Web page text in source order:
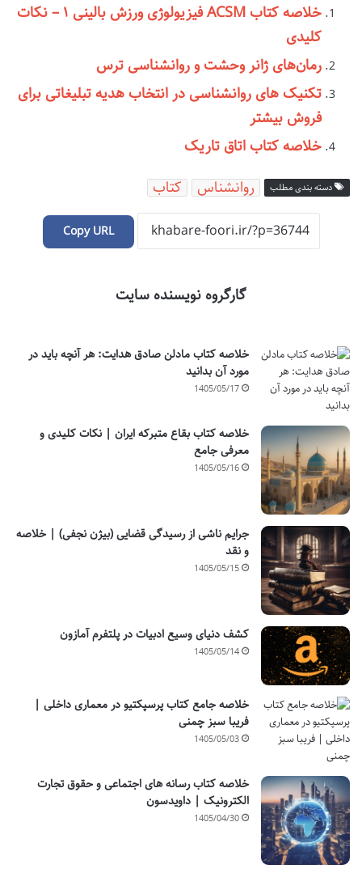
خلاصه کتاب ACSM فیزیولوژی ورزش بالینی ۱ – نکات
کلیدی
رمان‌های ژانر وحشت و روانشناسی ترس
تکنیک های روانشناسی در انتخاب هدیه تبلیغاتی برای
فروش بیشتر
خلاصه کتاب اتاق تاریک
دسته بندی مطلب روانشناس کتاب
Copy URL
گارگروه نویسنده سایت
خلاصه کتاب مادلن صادق هدایت: هر آنچه باید در
مورد آن بدانید
1405/05/17
خلاصه کتاب بقاع متبرکه ایران | نکات کلیدی و
معرفی جامع
1405/05/16
جرایم ناشی از رسیدگی قضایی (بیژن نجفی) | خلاصه
و نقد
1405/05/15
کشف دنیای وسیع ادبیات در پلتفرم آمازون
1405/05/14
خلاصه جامع کتاب پرسپکتیو در معماری داخلی |
فریبا سبز چمنی
1405/05/03
خلاصه کتاب رسانه های اجتماعی و حقوق تجارت
الکترونیک | داویدسون
1405/04/30